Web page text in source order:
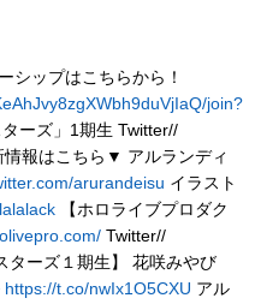
シップはこちらから！
join?
ーズ」1期生 Twitter//
報はこちら▼ アルランディ
arurandeisu イラスト
【ホロライブプロダク
Twitter//
ターズ１期生】 花咲みやび
https://t.co/nwIx1O5CXU アル